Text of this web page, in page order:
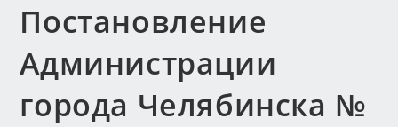
Постановление
Администрации
города Челябинска №